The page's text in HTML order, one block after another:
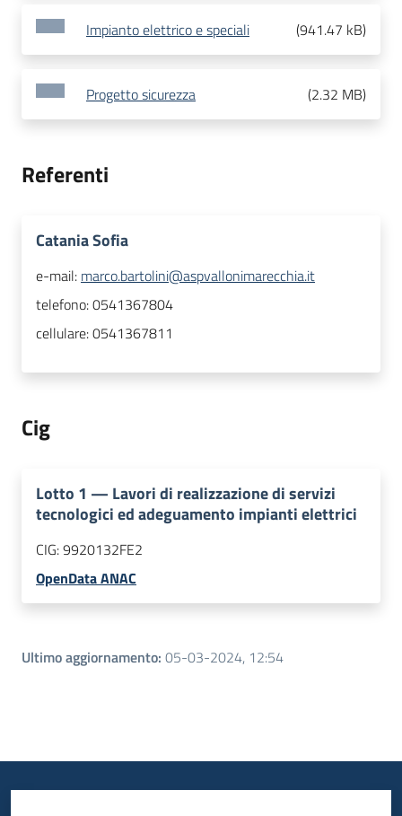
Impianto elettrico e speciali (941.47 kB)
Progetto sicurezza (2.32 MB)
Referenti
Catania Sofia
e-mail: marco.bartolini@aspvallonimarecchia.it
telefono:0541367804
cellulare:0541367811
Cig
Lotto 1 — Lavori di realizzazione di servizi
tecnologici ed adeguamento impianti elettrici
CIG:9920132FE2
OpenData ANAC
Ultimo aggiornamento: 05-03-2024, 12:54